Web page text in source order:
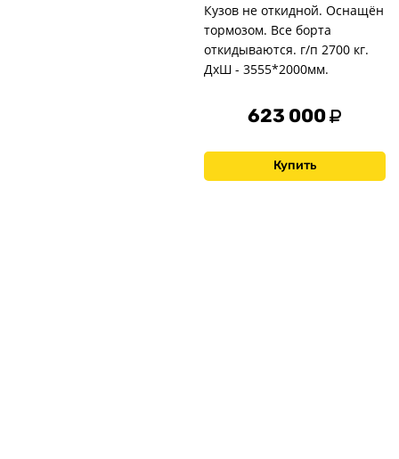
Кузов не откидной. Оснащён
тормозом. Все борта
откидываются. г/п 2700 кг.
ДxШ - 3555*2000мм.
623 000
Купить